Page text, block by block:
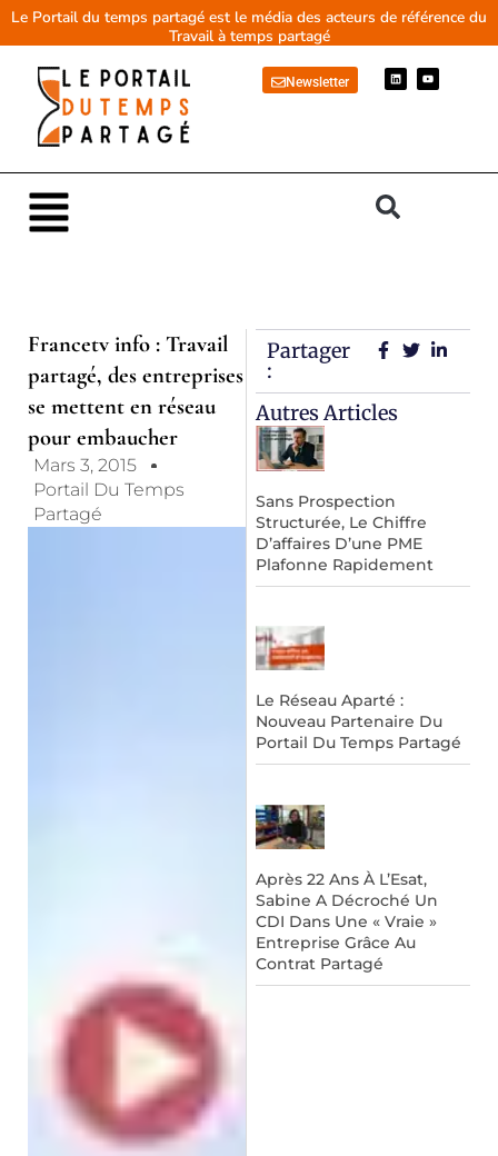
AllerLe Portail du temps partagé est le média des acteurs de référence du
Travail à temps partagé
Newsletter
L
i
n
Y
o
u
Main
Menu
Francetv info : Travail
partagé, des entreprises
se mettent en réseau
pour embaucher
Mars 3, 2015
Portail Du Temps
Partagé
Partager
:
Autres Articles
Sans Prospection
Structurée, Le Chiffre
D’affaires D’une PME
Plafonne Rapidement
Le Réseau Aparté :
Nouveau Partenaire Du
Portail Du Temps Partagé
Après 22 Ans À L’Esat,
Sabine A Décroché Un
CDI Dans Une « Vraie »
Entreprise Grâce Au
Contrat Partagé